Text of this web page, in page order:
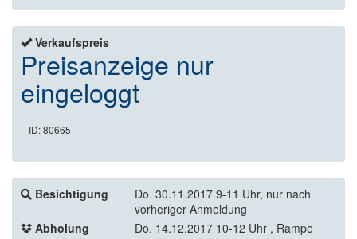
Verkaufspreis
Preisanzeige nur
eingeloggt
ID: 80665
Besichtigung
Do. 30.11.2017 9-11 Uhr, nur nach
vorheriger Anmeldung
Abholung
Do. 14.12.2017 10-12 Uhr , Rampe